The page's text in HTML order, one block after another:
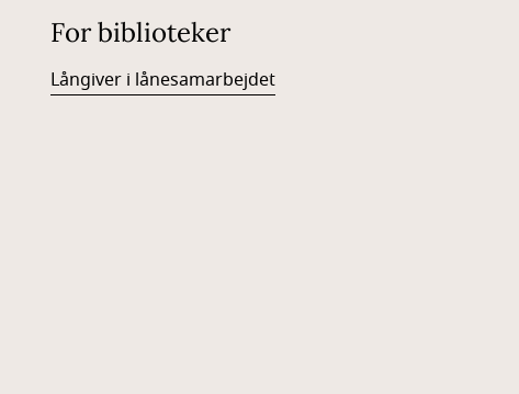
For biblioteker
Långiver i lånesamarbejdet